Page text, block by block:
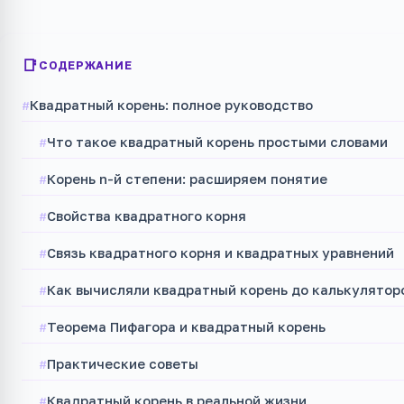
СОДЕРЖАНИЕ
Квадратный корень: полное руководство
Что такое квадратный корень простыми словами
Корень n-й степени: расширяем понятие
Свойства квадратного корня
Связь квадратного корня и квадратных уравнений
Как вычисляли квадратный корень до
Теорема Пифагора и квадратный корень
Практические советы
Квадратный корень в реальной жизни